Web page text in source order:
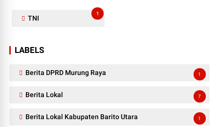
TNI
1
LABELS
Berita DPRD Murung Raya 1
Berita Lokal 7
Berita Lokal Kabupaten Barito Utara 1